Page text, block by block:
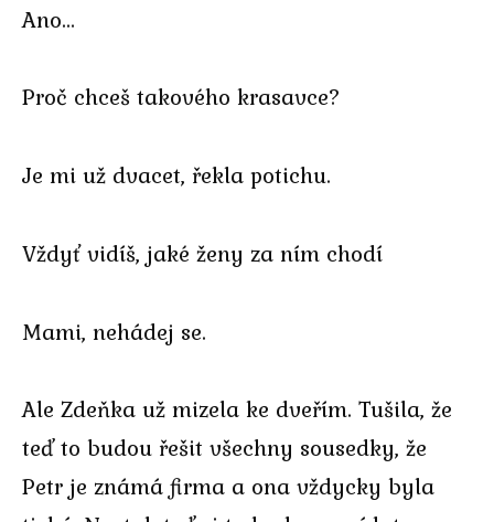
Ano…
Proč chceš takového krasavce?
Je mi už dvacet, řekla potichu.
Vždyť vidíš, jaké ženy za ním chodí
Mami, nehádej se.
Ale Zdeňka už mizela ke dveřím. Tušila, že
teď to budou řešit všechny sousedky, že
Petr je známá firma a ona vždycky byla